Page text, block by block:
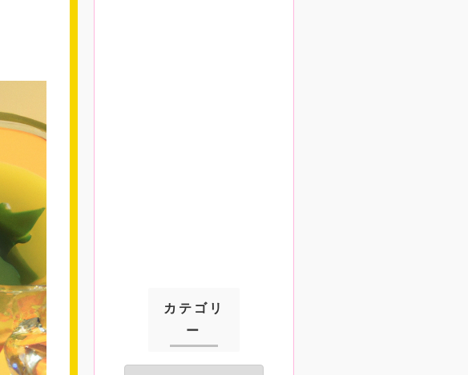
カテゴリ
ー